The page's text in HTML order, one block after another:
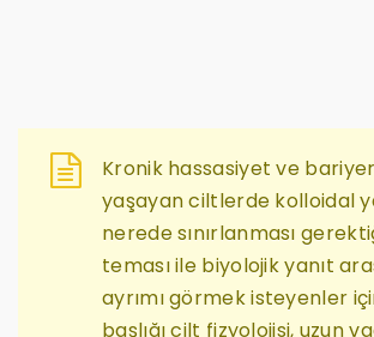
Kronik hassasiyet ve
yaşayan ciltlerde kolloidal
nerede sınırlanması
teması ile biyolojik yanıt
ayrımı görmek isteyenler
başlığı cilt fizyolojisi, uzun